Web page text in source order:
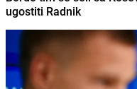
ugostiti Radnik